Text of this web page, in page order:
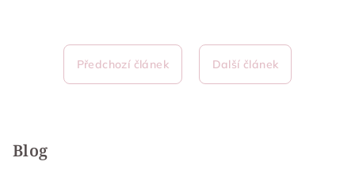
Předchozí článek Další článek
Blog